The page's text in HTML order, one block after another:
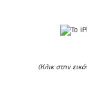
(Κλικ στην